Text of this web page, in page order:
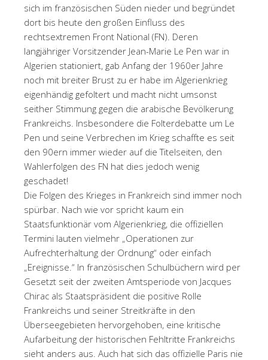
sich im französischen Süden nieder und begründet
dort bis heute den großen Einfluss des
rechtsextremen Front National (FN). Deren
langjähriger Vorsitzender Jean-Marie Le Pen war in
Algerien stationiert, gab Anfang der 1960er Jahre
noch mit breiter Brust zu er habe im Algerienkrieg
eigenhändig gefoltert und macht nicht umsonst
seither Stimmung gegen die arabische Bevölkerung
Frankreichs. Insbesondere die Folterdebatte um Le
Pen und seine Verbrechen im Krieg schaffte es seit
den 90ern immer wieder auf die Titelseiten, den
Wahlerfolgen des FN hat dies jedoch wenig
geschadet!
Die Folgen des Krieges in Frankreich sind immer noch
spürbar. Nach wie vor spricht kaum ein
Staatsfunktionär vom Algerienkrieg, die offiziellen
Termini lauten vielmehr „Operationen zur
Aufrechterhaltung der Ordnung“ oder einfach
„Ereignisse.“ In französischen Schulbüchern wird per
Gesetzt seit der zweiten Amtsperiode von Jacques
Chirac als Staatspräsident die positive Rolle
Frankreichs und seiner Streitkräfte in den
Überseegebieten hervorgehoben, eine kritische
Aufarbeitung der historischen Fehltritte Frankreichs
sieht anders aus. Auch hat sich das offizielle Paris nie